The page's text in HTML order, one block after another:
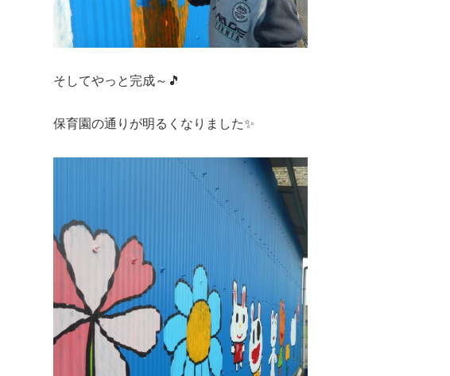
そしてやっと完成～🎵
保育園の通りが明るくなりました✨